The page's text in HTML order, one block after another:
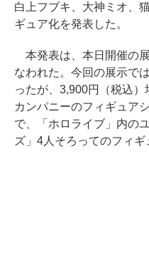
白上フブキ、大神ミオ、
ギュア化を発表した。
本発表は、本日開催の
なわれた。今回の展示で
ったが、3,900円（税込
カンパニーのフィギュア
で、「ホロライブ」内の
ズ」4人そろってのフィギ